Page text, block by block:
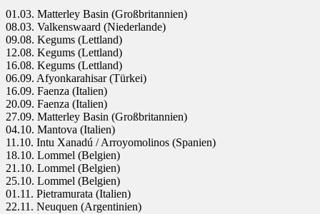
01.03. Matterley Basin (Großbritannien)
08.03. Valkenswaard (Niederlande)
09.08. Kegums (Lettland)
12.08. Kegums (Lettland)
16.08. Kegums (Lettland)
06.09. Afyonkarahisar (Türkei)
16.09. Faenza (Italien)
20.09. Faenza (Italien)
27.09. Matterley Basin (Großbritannien)
04.10. Mantova (Italien)
11.10. Intu Xanadú / Arroyomolinos (Spanien)
18.10. Lommel (Belgien)
21.10. Lommel (Belgien)
25.10. Lommel (Belgien)
01.11. Pietramurata (Italien)
22.11. Neuquen (Argentinien)